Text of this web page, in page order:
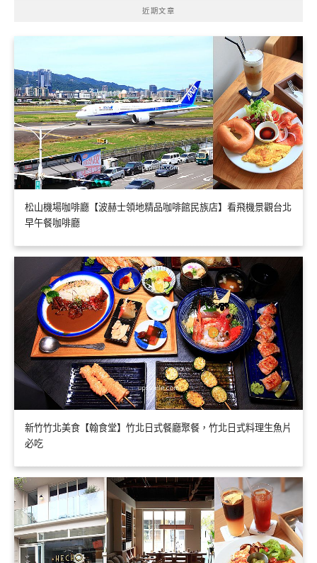
近期文章
松山機場咖啡廳【波赫士領地精品咖啡館民族店】看飛機景觀台北
早午餐咖啡廳
新竹竹北美食【翰食堂】竹北日式餐廳聚餐，竹北日式料理生魚片
必吃